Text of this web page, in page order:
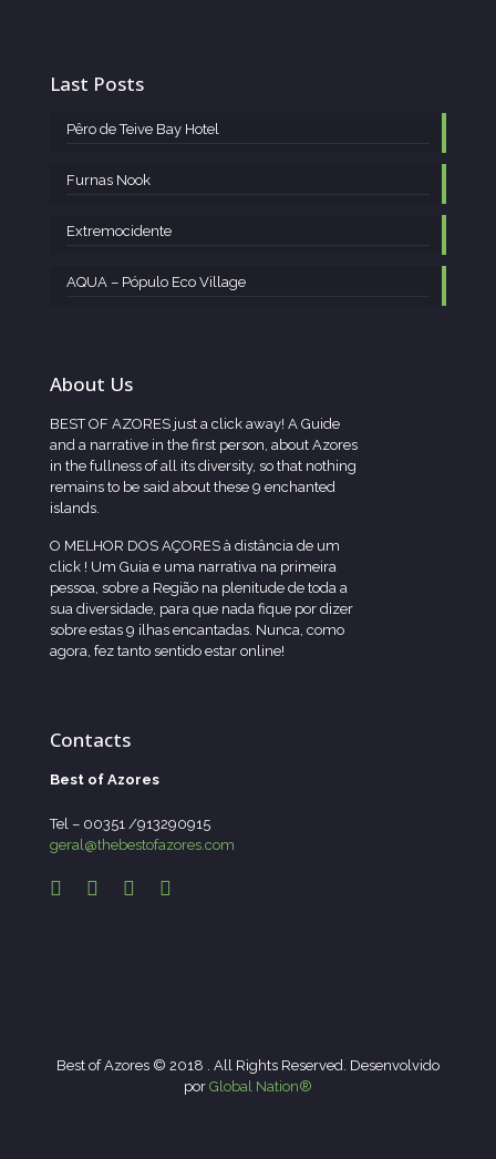
Last Posts
Pêro de Teive Bay Hotel
Furnas Nook
Extremocidente
AQUA – Pópulo Eco Village
About Us
BEST OF AZORES just a click away! A Guide
and a narrative in the first person, about Azores
in the fullness of all its diversity, so that nothing
remains to be said about these 9 enchanted
islands.
O MELHOR DOS AÇORES à distância de um
click ! Um Guia e uma narrativa na primeira
pessoa, sobre a Região na plenitude de toda a
sua diversidade, para que nada fique por dizer
sobre estas 9 ilhas encantadas. Nunca, como
agora, fez tanto sentido estar online!
Contacts
Best of Azores
Tel – 00351 /913290915
geral@thebestofazores.com
Best of Azores © 2018 . All Rights Reserved. Desenvolvido
por Global Nation®